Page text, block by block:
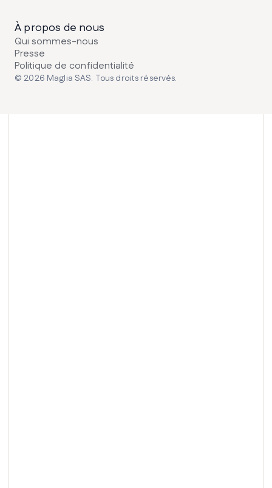
À propos de nous
Qui sommes-nous
Presse
Politique de confidentialité
© 2026 Maglia SAS. Tous droits réservés.